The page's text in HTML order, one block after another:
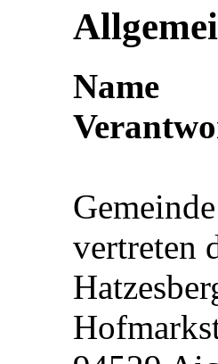
Name
vertreten